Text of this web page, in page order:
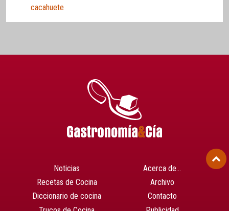
cacahuete
Noticias
Recetas de Cocina
Diccionario de cocina
Acerca de…
Archivo
Contacto